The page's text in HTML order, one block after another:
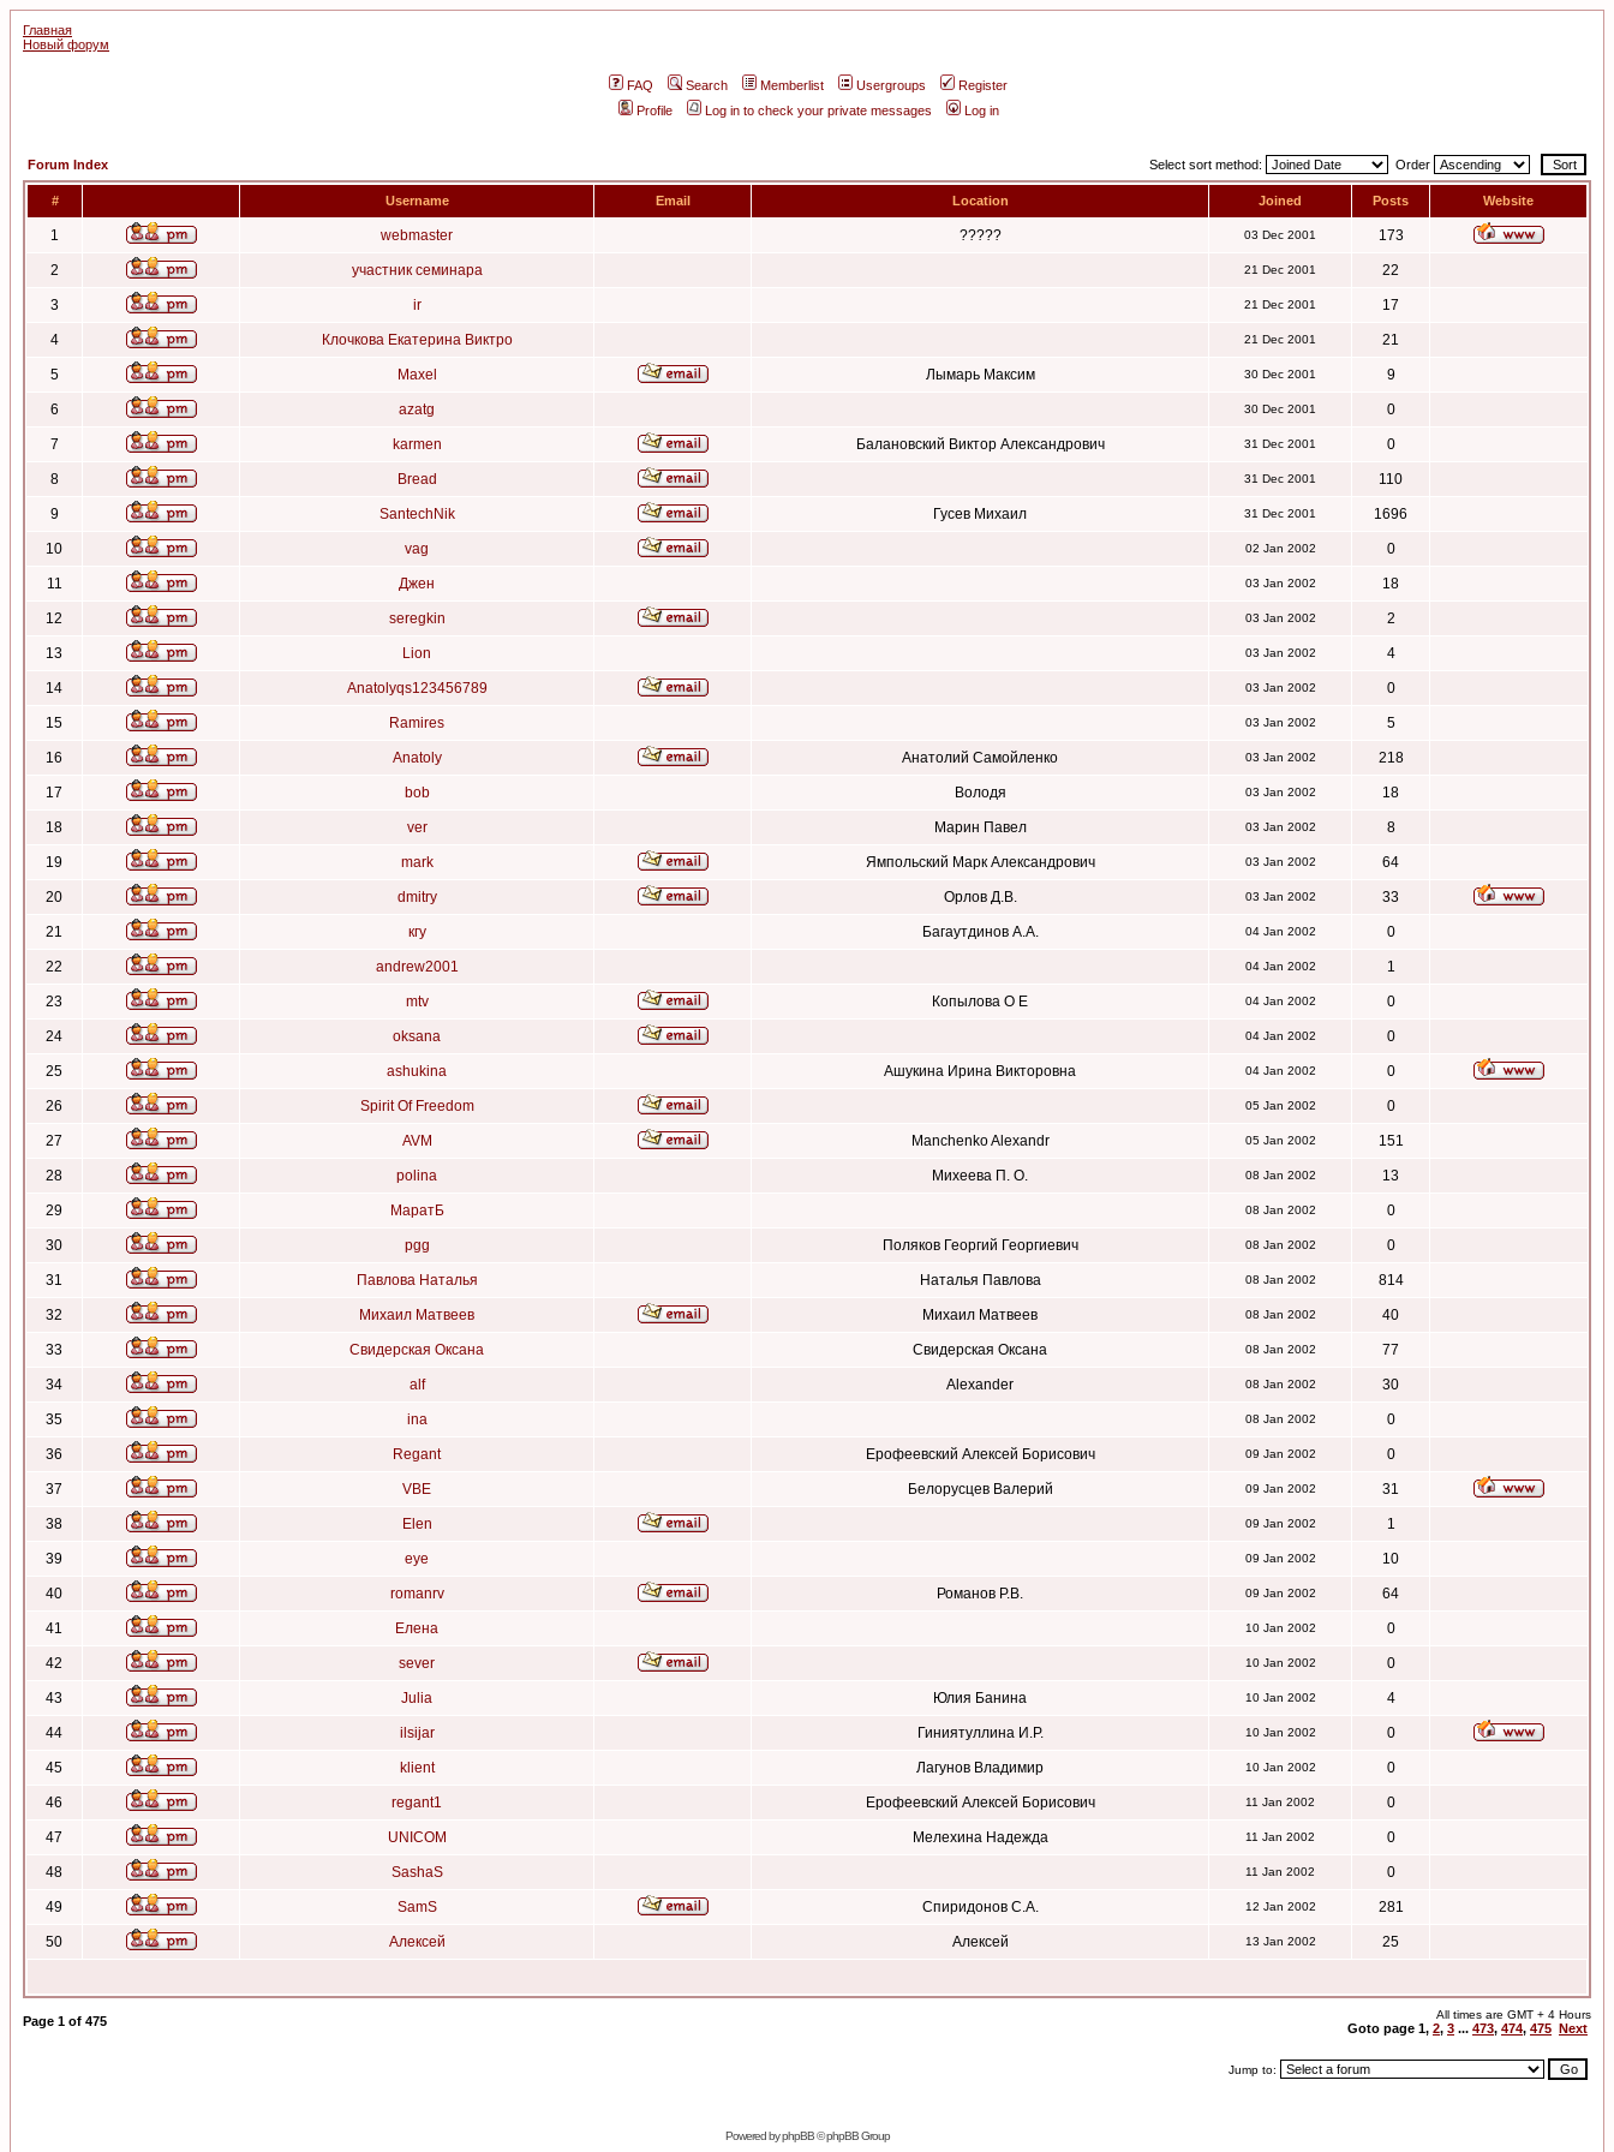
Главная
Новый форум
FAQ Search Memberlist Usergroups
Register
Profile
Log in to check your private messages Log in
Forum Index Select sort method: Order
# Username Email Location Joined Posts Website
1 webmaster ????? 03 Dec 2001 173
2 участник семинара 21 Dec 2001 22
3 ir 21 Dec 2001 17
4 Клочкова Екатерина Виктро 21 Dec 2001 21
5 Maxel Лымарь Максим 30 Dec 2001 9
6 azatg 30 Dec 2001 0
7 karmen Балановский Виктор Александрович 31 Dec 2001 0
8 Bread 31 Dec 2001 110
9 SantechNik Гусев Михаил 31 Dec 2001 1696
10 vag 02 Jan 2002 0
11 Джен 03 Jan 2002 18
12 seregkin 03 Jan 2002 2
13 Lion 03 Jan 2002 4
14 Anatolyqs123456789 03 Jan 2002 0
15 Ramires 03 Jan 2002 5
16 Anatoly Анатолий Самойленко 03 Jan 2002 218
17 bob Володя 03 Jan 2002 18
18 ver Марин Павел 03 Jan 2002 8
19 mark Ямпольский Марк Александрович 03 Jan 2002 64
20 dmitry Орлов Д.В. 03 Jan 2002 33
21 кгу Багаутдинов А.А. 04 Jan 2002 0
22 andrew2001 04 Jan 2002 1
23 mtv Копылова О Е 04 Jan 2002 0
24 oksana 04 Jan 2002 0
25 ashukina Ашукина Ирина Викторовна 04 Jan 2002 0
26 Spirit Of Freedom 05 Jan 2002 0
27 AVM Manchenko Alexandr 05 Jan 2002 151
28 polina Михеева П. О. 08 Jan 2002 13
29 МаратБ 08 Jan 2002 0
30 pgg Поляков Георгий Георгиевич 08 Jan 2002 0
31 Павлова Наталья Наталья Павлова 08 Jan 2002 814
32 Михаил Матвеев Михаил Матвеев 08 Jan 2002 40
33 Свидерская Оксана Свидерская Оксана 08 Jan 2002 77
34 alf Alexander 08 Jan 2002 30
35 ina 08 Jan 2002 0
36 Regant Ерофеевский Алексей Борисович 09 Jan 2002 0
37 VBE Белорусцев Валерий 09 Jan 2002 31
38 Elen 09 Jan 2002 1
39 eye 09 Jan 2002 10
40 romanrv Романов Р.В. 09 Jan 2002 64
41 Елена 10 Jan 2002 0
42 sever 10 Jan 2002 0
43 Julia Юлия Банина 10 Jan 2002 4
44 ilsijar Гиниятуллина И.Р. 10 Jan 2002 0
45 klient Лагунов Владимир 10 Jan 2002 0
46 regant1 Ерофеевский Алексей Борисович 11 Jan 2002 0
47 UNICOM Мелехина Надежда 11 Jan 2002 0
48 SashaS 11 Jan 2002 0
49 SamS Спиридонов С.А. 12 Jan 2002 281
50 Алексей Алексей 13 Jan 2002 25
Page 1 of 475 All times are GMT + 4 Hours
Goto page 1, 2, 3 ... 473, 474, 475 Next
Jump to:
Powered byphpBB© phpBB Group